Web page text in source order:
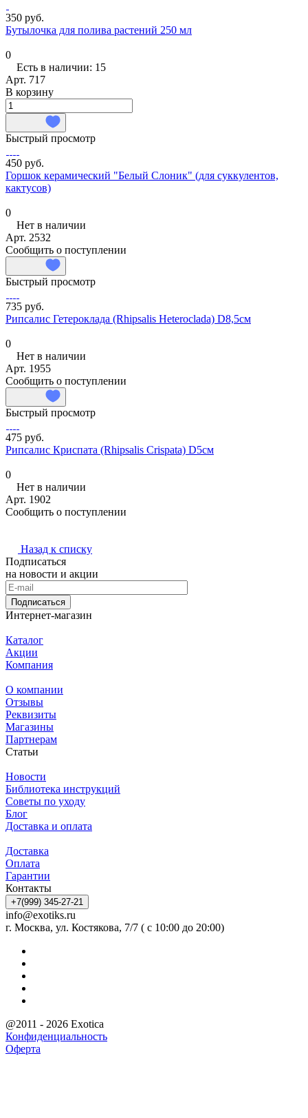
350 руб.
Бутылочка для полива растений 250 мл
0
Есть в наличии: 15
Арт. 717
В корзину
Быстрый просмотр
450 руб.
Горшок керамический "Белый Слоник" (для суккулентов,
кактусов)
0
Нет в наличии
Арт. 2532
Сообщить о поступлении
Быстрый просмотр
735 руб.
Рипсалис Гетероклада (Rhipsalis Heteroclada) D8,5см
0
Нет в наличии
Арт. 1955
Сообщить о поступлении
Быстрый просмотр
475 руб.
Рипсалис Криспата (Rhipsalis Crispata) D5см
0
Нет в наличии
Арт. 1902
Сообщить о поступлении
Назад к списку
Подписаться
на новости и акции
Подписаться
Интернет-магазин
Каталог
Акции
Компания
О компании
Отзывы
Реквизиты
Магазины
Партнерам
Статьи
Новости
Библиотека инструкций
Советы по уходу
Блог
Доставка и оплата
Доставка
Оплата
Гарантии
Контакты
+7(999) 345-27-21
info@exotiks.ru
г. Москва, ул. Костякова, 7/7 ( с 10:00 до 20:00)
@2011 - 2026 Exotica
Конфиденциальность
Оферта